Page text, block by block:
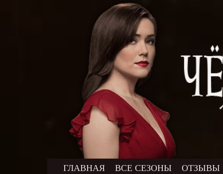
ГЛАВНАЯ ВСЕ СЕЗОНЫ ОТЗЫВЫ